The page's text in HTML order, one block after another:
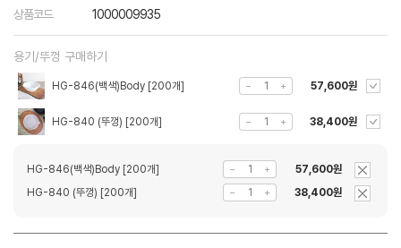
상품코드 1000009935
용기/뚜껑 구매하기
HG-846(백색)Body [200개] 57,600원
HG-840 (뚜껑) [200개] 38,400원
HG-846(백색)Body [200개]
57,600원
HG-840 (뚜껑) [200개]
38,400원